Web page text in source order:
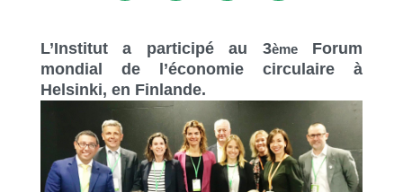
L’Institut a participé au 3èmeForum
mondial de l’économie circulaire à
Helsinki, en Finlande.